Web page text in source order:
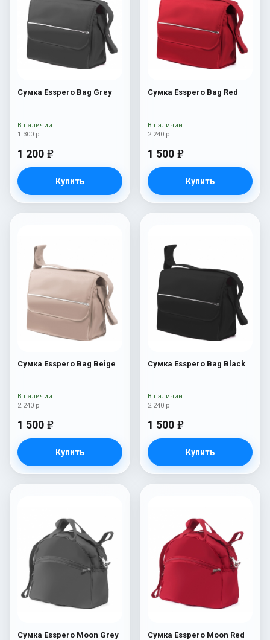
Сумка Esspero Bag Grey
1 300 р
1 200 e
Купить
В наличии
Сумка Esspero Bag Red
2 240 р
1 500 e
Купить
В наличии
Сумка Esspero Bag Beige
2 240 р
1 500 e
Купить
В наличии
Сумка Esspero Bag Black
2 240 р
1 500 e
Купить
В наличии
Сумка Esspero Moon Grey Сумка Esspero Moon Red